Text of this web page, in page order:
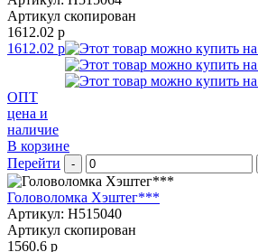
Артикул скопирован
1612.02 р
1612.02 р
ОПТ
цена и
наличие
В корзине
Перейти
-
Головоломка Хэштег***
Артикул: H515040
Артикул скопирован
1560.6 р